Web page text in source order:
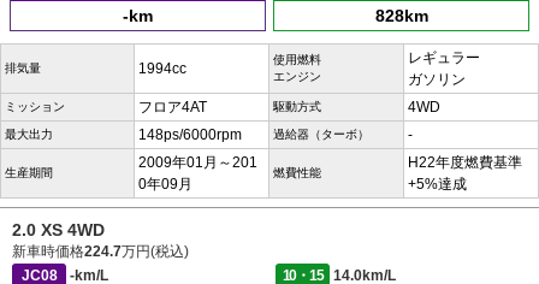
-km 828km
排気量 1994cc
使用燃料
エンジン
レギュラー
ガソリン
ミッション フロア4AT 駆動方式 4WD
最大出力 148ps/6000rpm 過給器（ターボ） -
生産期間
2009年01月～201
0年09月
燃費性能
H22年度燃費基準
+5%達成
2.0 XS 4WD
新車時価格224.7万円(税込)
JC08
-km/L 10・15
14.0km/L